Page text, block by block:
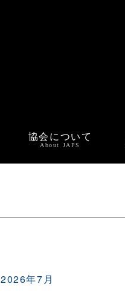
協会について
About JAPS
2026年7月